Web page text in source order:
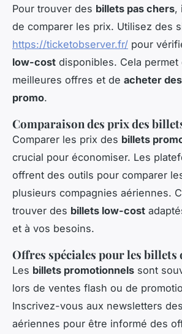
Pour trouver des billets pas chers,
de comparer les prix. Utilisez des
https://ticketobserver.fr/ pour
low-cost disponibles. Cela
meilleures offres et de acheter
promo.
Comparaison des prix des
Comparer les prix des billets
crucial pour économiser. Les
offrent des outils pour comparer
plusieurs compagnies aériennes.
trouver des billets low-cost
et à vos besoins.
Offres spéciales pour les billets
Les billets promotionnels sont
lors de ventes flash ou de
Inscrivez-vous aux newsletters
aériennes pour être informé des